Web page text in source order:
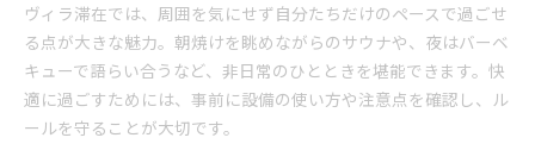
ヴィラ滞在では、周囲を気にせず自分たちだけのペースで過ごせ
る点が大きな魅力。朝焼けを眺めながらのサウナや、夜はバーベ
キューで語らい合うなど、非日常のひとときを堪能できます。快
適に過ごすためには、事前に設備の使い方や注意点を確認し、ル
ールを守ることが大切です。